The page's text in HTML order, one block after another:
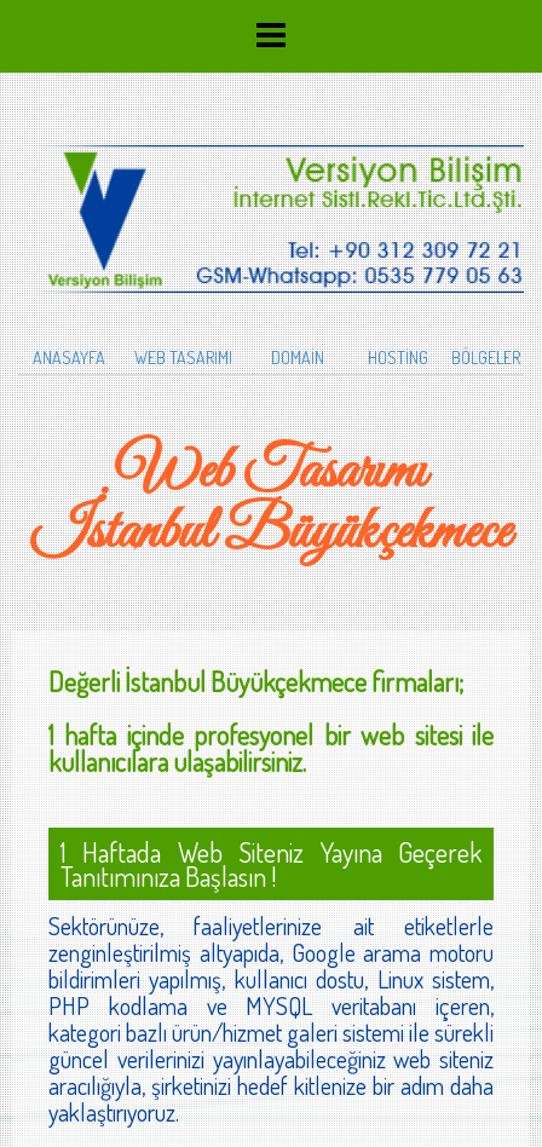
ANASAYFA WEB TASARIMI DOMAİN HOSTİNG BÖLGELER
Web Tasarımı
İstanbul Büyükçekmece
Değerliİstanbul Büyükçekmecefirmaları;
1 hafta içinde profesyonel bir web sitesi ile
kullanıcılara ulaşabilirsiniz.
1 Haftada Web Siteniz Yayına Geçerek
Tanıtımınıza Başlasın !
Sektörünüze, faaliyetlerinize ait etiketlerle
zenginleştirilmiş altyapıda, Google arama motoru
bildirimleri yapılmış, kullanıcı dostu, Linux sistem,
PHP kodlama ve MYSQL veritabanı içeren,
kategori bazlı ürün/hizmet galeri sistemi ile sürekli
güncel verilerinizi yayınlayabileceğiniz web siteniz
aracılığıyla, şirketinizi hedef kitlenize bir adım daha
yaklaştırıyoruz.